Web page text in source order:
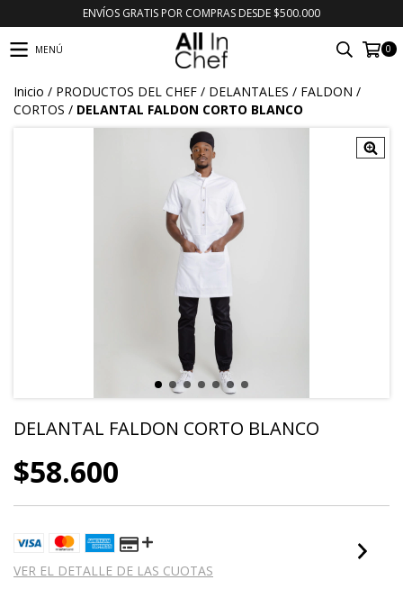
ENVÍOS GRATIS POR COMPRAS DESDE $500.000
MENÚ 0
Inicio / PRODUCTOS DEL CHEF / DELANTALES / FALDON /
CORTOS / DELANTAL FALDON CORTO BLANCO
DELANTAL FALDON CORTO BLANCO
$58.600
VER EL DETALLE DE LAS CUOTAS